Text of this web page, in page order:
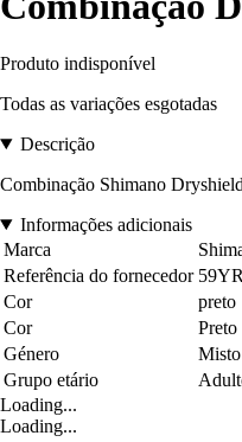
Produto indisponível
Todas as variações esgotadas
Descrição
Combinação Shimano Dryshield
Informações adicionais
Marca
Referência do fornecedor
Cor
preto
Cor
Preto
Género
Misto
Grupo etário
Loading...
Loading...